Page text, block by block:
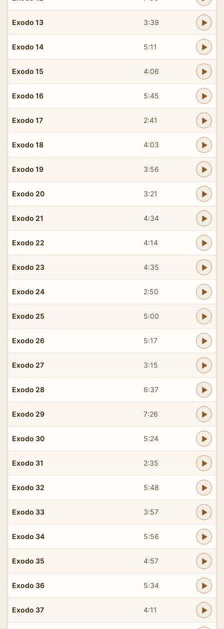
Exodo 13 3:39
Exodo 14 5:11
Exodo 15 4:06
Exodo 16 5:45
Exodo 17 2:41
Exodo 18 4:03
Exodo 19 3:56
Exodo 20 3:21
Exodo 21 4:34
Exodo 22 4:14
Exodo 23 4:35
Exodo 24 2:50
Exodo 25 5:00
Exodo 26 5:17
Exodo 27 3:15
Exodo 28 6:37
Exodo 29 7:26
Exodo 30 5:24
Exodo 31 2:35
Exodo 32 5:48
Exodo 33 3:57
Exodo 34 5:56
Exodo 35 4:57
Exodo 36 5:34
Exodo 37 4:11